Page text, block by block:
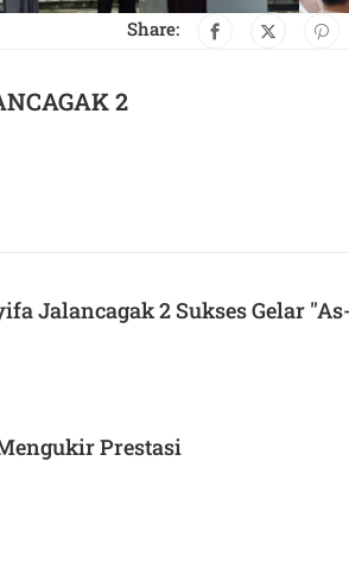
Share:
2
Jalancagak 2 Sukses Gelar
Prestasi